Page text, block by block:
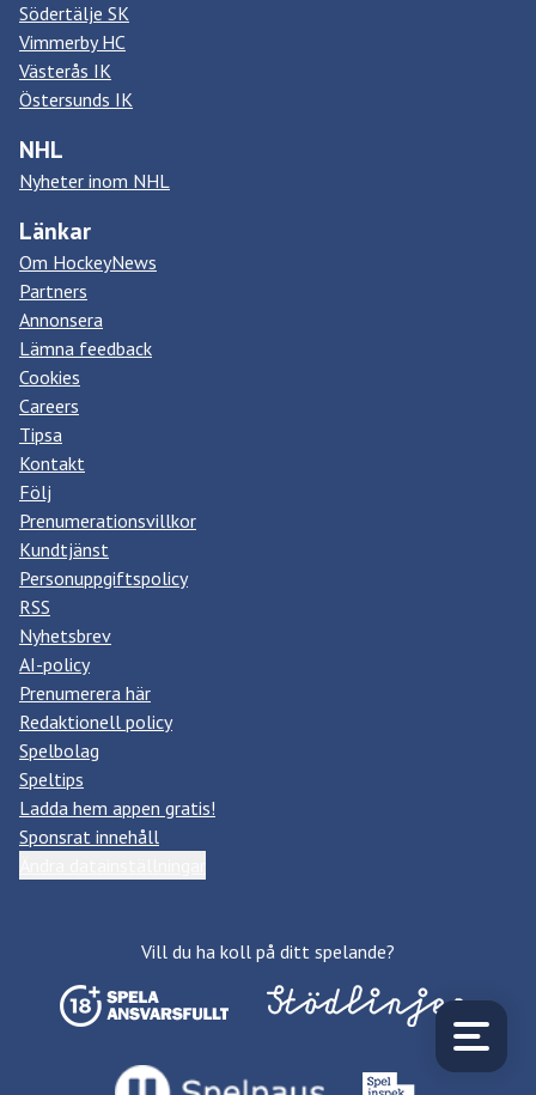
Södertälje SK
Vimmerby HC
Västerås IK
Östersunds IK
NHL
Nyheter inom NHL
Länkar
Om HockeyNews
Partners
Annonsera
Lämna feedback
Cookies
Careers
Tipsa
Kontakt
Följ
Prenumerationsvillkor
Kundtjänst
Personuppgiftspolicy
RSS
Nyhetsbrev
AI-policy
Prenumerera här
Redaktionell policy
Spelbolag
Speltips
Ladda hem appen gratis!
Sponsrat innehåll
Vill du ha koll på ditt spelande?